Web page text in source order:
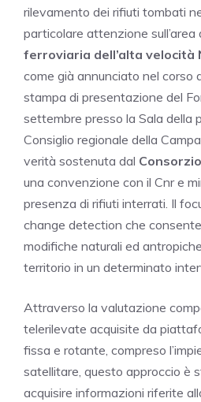
rilevamento dei rifiuti tombati
particolare attenzione sull’area
ferroviaria dell’alta velocità
come già annunciato nel corso
stampa di presentazione del
settembre presso la Sala della
Consiglio regionale della
verità sostenuta dal
una convenzione con il Cnr e
presenza di rifiuti interrati. Il
change detection che
modifiche naturali ed
territorio in un determinato
Attraverso la valutazione
telerilevate acquisite da
fissa e rotante, compreso
satellitare, questo approccio è
acquisire informazioni riferite